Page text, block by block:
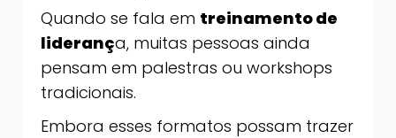
Quando se fala em treinamento de
liderança, muitas pessoas ainda
pensam em palestras ou workshops
tradicionais.
Embora esses formatos possam trazer